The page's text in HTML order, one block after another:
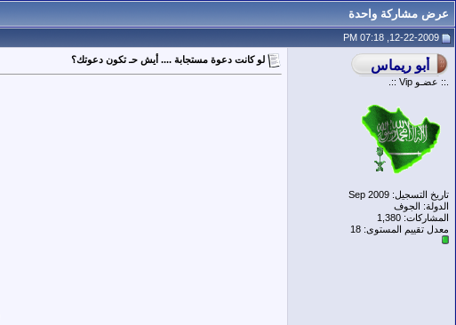
عرض مشاركة واحدة
.:: عضـو Vip ::.
تاريخ التسجيل: Sep 2009
الدولة: الجوف
المشاركات: 1,380
معدل تقييم المستوى: 18
لو كانت دعوة مستجابة .... أيش حـ تكون دعوتك؟